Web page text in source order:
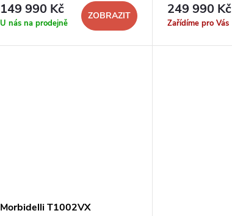
149 990 Kč
U nás na prodejně
ZOBRAZIT 249 990 Kč
Zařídíme pro Vás
Morbidelli T1002VX